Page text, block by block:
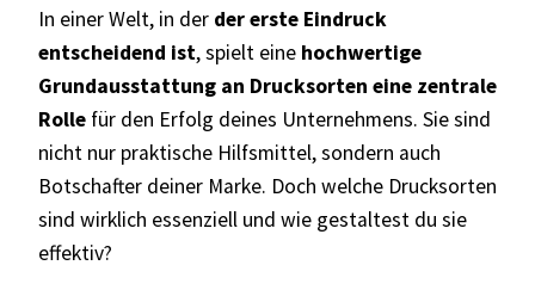
In einer Welt, in der der erste Eindruck
entscheidend ist, spielt eine hochwertige
Grundausstattung an Drucksorten eine zentrale
Rolle für den Erfolg deines Unternehmens. Sie sind
nicht nur praktische Hilfsmittel, sondern auch
Botschafter deiner Marke. Doch welche Drucksorten
sind wirklich essenziell und wie gestaltest du sie
effektiv?